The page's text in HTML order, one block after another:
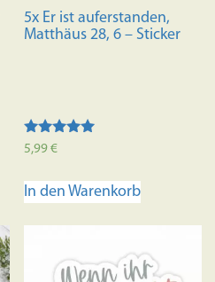
5x Er ist auferstanden,
Matthäus 28, 6 – Sticker
Bewertet mit
5,99€
In den Warenkorb